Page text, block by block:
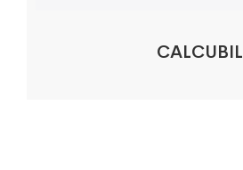
CALCUBIL